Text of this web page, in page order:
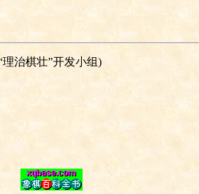
理治棋壮”开发小组)